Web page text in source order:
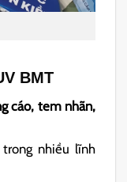
BMT
cáo, tem nhãn,
nhiều lĩnh